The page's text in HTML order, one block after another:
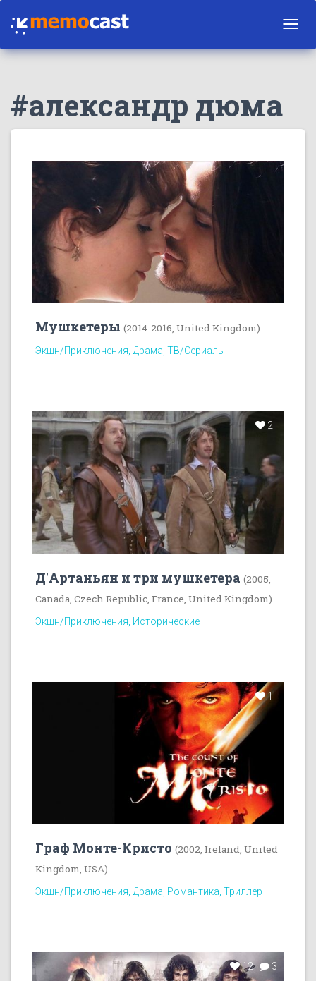
#александр дюма
Мушкетеры (2014-2016, United Kingdom)
Экшн/Приключения, Драма, ТВ/Сериалы
2
Д'Артаньян и три мушкетера (2005,
Canada, Czech Republic, France, United Kingdom)
Экшн/Приключения, Исторические
1
Граф Монте-Кристо (2002, Ireland, United
Kingdom, USA)
Экшн/Приключения, Драма, Романтика, Триллер
12 3